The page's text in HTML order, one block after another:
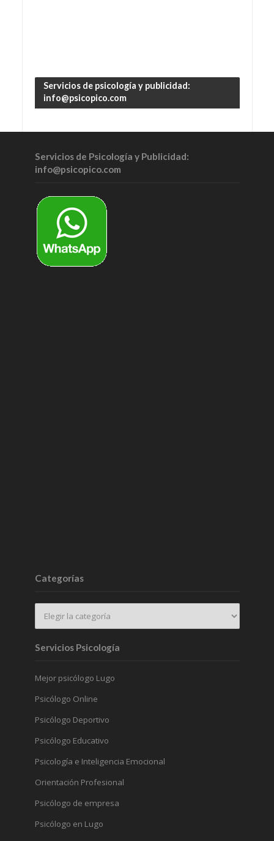
Servicios de psicología y publicidad:
info@psicopico.com
Servicios de Psicología y Publicidad:
info@psicopico.com
Categorías
Servicios Psicología
Mejor psicólogo Lugo
Psicólogo Online
Psicólogo Deportivo
Psicólogo Educativo
Psicología e Inteligencia Emocional
Orientación Profesional
Psicólogo de empresa
Psicólogo en Lugo